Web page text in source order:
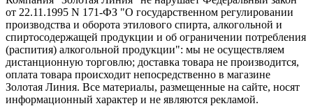
от 22.11.1995 N 171-ФЗ "О государственном регулировании
производства и оборота этилового спирта, алкогольной и
спиртосодержащей продукции и об ограничении потребления
(распития) алкогольной продукции": мы не осуществляем
дистанционную торговлю; доставка товара не производится,
оплата товара происходит непосредственно в магазине
Золотая Линия. Все материалы, размещенные на сайте, носят
информационный характер и не являются рекламой.